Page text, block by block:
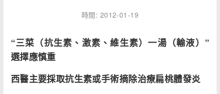
疾病
時間: 2012-01-19
“三菜（抗生素、激素、維生素）一湯（輸液）”
選擇應慎重
西醫主要採取抗生素或手術摘除治療扁桃體發炎